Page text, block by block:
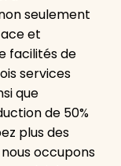
seulement
et
facilités de
services
que
de 50%
plus des
occupons